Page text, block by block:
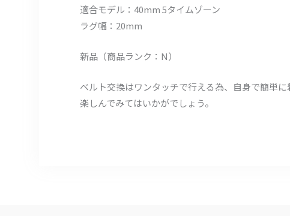
適合モデル：40mm 5タイムゾーン
ラグ幅：20mm
新品（商品ランク：N）
ベルト交換はワンタッチで行える為、自身で簡単
楽しんでみてはいかがでしょう。